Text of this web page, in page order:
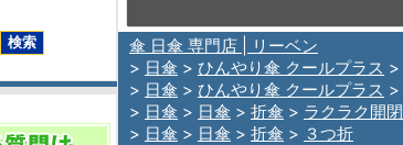
傘 日傘 専門店 | リーベン
> 日傘 > ひんやり傘 クールプラス >
> 日傘 > ひんやり傘 クールプラス >
> 日傘 > 日傘 > 折傘 > ラクラク開閉
> 日傘 > 日傘 > 折傘 > ３つ折